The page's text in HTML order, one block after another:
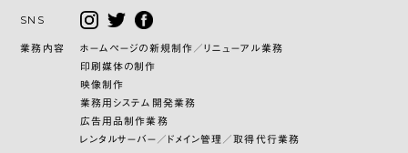
SNS
業務内容
ホームページの新規制作／リニューアル業務
印刷媒体の制作
映像制作
業務用システム開発業務
広告用品制作業務
レンタルサーバー／ドメイン管理／取得代行業務